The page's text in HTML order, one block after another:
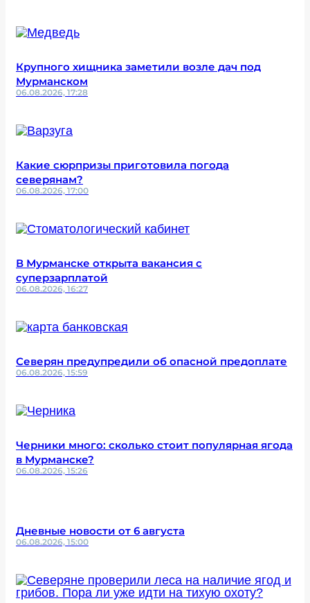
Крупного хищника заметили возле дач под
Мурманском
06.08.2026, 17:28
Какие сюрпризы приготовила погода
северянам?
06.08.2026, 17:00
В Мурманске открыта вакансия с
суперзарплатой
06.08.2026, 16:27
Северян предупредили об опасной предоплате
06.08.2026, 15:59
Черники много: сколько стоит популярная ягода
в Мурманске?
06.08.2026, 15:26
Дневные новости от 6 августа
06.08.2026, 15:00